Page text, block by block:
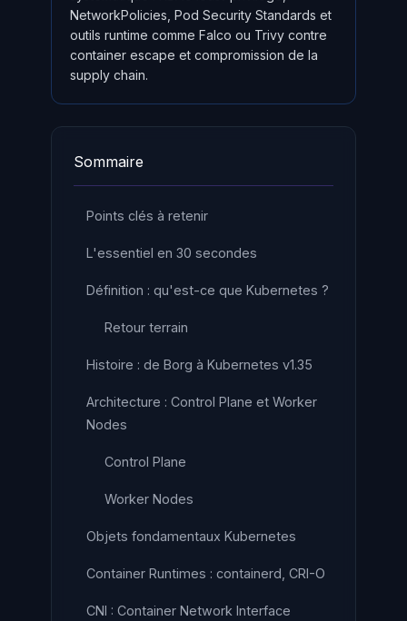
NetworkPolicies, Pod Security Standards et
outils runtime comme Falco ou Trivy contre
container escape et compromission de la
supply chain.
Sommaire
Points clés à retenir
L'essentiel en 30 secondes
Définition : qu'est-ce que Kubernetes ?
Retour terrain
Histoire : de Borg à Kubernetes v1.35
Architecture : Control Plane et Worker
Nodes
Control Plane
Worker Nodes
Objets fondamentaux Kubernetes
Container Runtimes : containerd, CRI-O
CNI : Container Network Interface